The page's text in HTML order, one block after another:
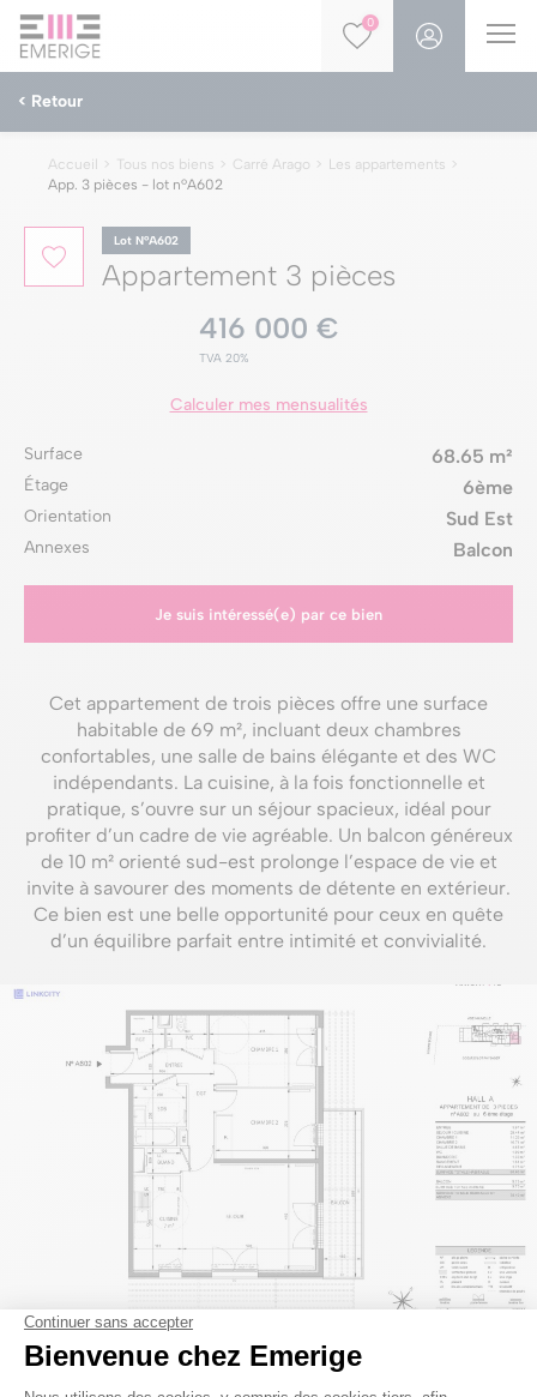
0
< Retour
Accueil Tous nos biens Carré Arago
Les appartements
App. 3 pièces - lot nºA602
Appartement 3 pièces
Lot NºA602
416 000 €
TVA 20%
Calculer mes mensualités
Surface 68.65 m²
Étage 6ème
Orientation Sud Est
Annexes Balcon
Je suis intéressé(e) par ce bien
Cet appartement de trois pièces offre une surface
habitable de 69 m², incluant deux chambres
confortables, une salle de bains élégante et des WC
indépendants. La cuisine, à la fois fonctionnelle et
pratique, s’ouvre sur un séjour spacieux, idéal pour
profiter d’un cadre de vie agréable. Un balcon généreux
de 10 m² orienté sud-est prolonge l’espace de vie et
invite à savourer des moments de détente en extérieur.
Ce bien est une belle opportunité pour ceux en quête
d’un équilibre parfait entre intimité et convivialité.
Prestations communes :